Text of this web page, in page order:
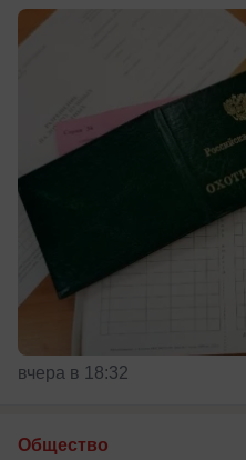
вчера в 18:32
Общество